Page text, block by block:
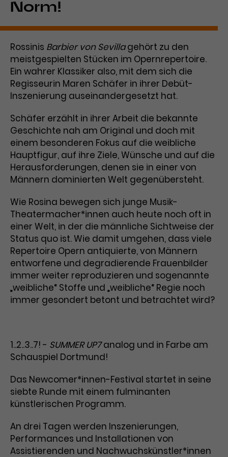
geschützten Bereichen gewährt.
Name cookie_optin
Anbieter TYPO3
Laufzeit 1 Monat
Zweck
Enthält die gewählten Tracking-
Optin-Einstellungen.
Zweck
Dieses Cookie wird von Google
Analytics installiert. Das Cookie
wird verwendet, um
Besucher*innen-, Sitzungs- und
Kampagnendaten zu berechnen
und die Nutzung der Website für
verfolgen. Die Cookies speichern
Informationen anonym und weisen
eine zufallsgenerierte Nummer zu,
um Besuche zu erkennen.
Name _gid
Anbieter Google Analytics
Laufzeit
Dieses Cookie wird von Google
Analytics installiert. Das Cookie
wird verwendet, um Informationen
darüber zu speichern, wie
Performance der Website. Die
erhobenen Daten umfassen in
der Besuche, die Quelle, aus der sie
stammen, und die besuchten
Seiten.
Name _gat_UA-63561367-1
Marketing
Diese Gruppe beinhaltet alle Scripte, die es uns
ermöglichen die Leistung unserer
Werbekampagnen zu analysieren und
Conversions zu messen. Außerdem helfen sie
uns dabei Werbeanzeigen und Inhalte besser auf
die Interessen unserer Nutzer abzustimmen.
Name
_gcl_au
Laufzeit 3 Monate
Zweck
Wird von Google verwendet, um
die Effizienz von Werbeanzeigen zu
messen und Conversions zu
speichern. Dieses Cookie hilft dabei
nachzuvollziehen, ob Nutzer über
Google-Anzeigen auf unsere
Website gelangt sind.
Name _gcl_aw
Anbieter Google Ads
Zweck
Informationen zu Werbeklicks und
dient der Zuordnung von
Kampagnen.
Name _gcl_dc
Anbieter Google / DoubleClick
Cookie-Informationen
Norm!
Rossinis Barbier von Sevillagehört zu den
meistgespielten Stücken im Opernrepertoire.
Ein wahrer Klassiker also, mit dem sich die
Regisseurin Maren Schäfer in ihrer Debüt-
Inszenierung auseinandergesetzt hat.
Schäfer erzählt in ihrer Arbeit die bekannte
Geschichte nah am Original und doch mit
einem besonderen Fokus auf die weibliche
Hauptfigur, auf ihre Ziele, Wünsche und auf die
Herausforderungen, denen sie in einer von
Männern dominierten Welt gegenübersteht.
Wie Rosina bewegen sich junge Musik-
Theatermacher*innen auch heute noch oft in
einer Welt, in der die männliche Sichtweise der
Status quo ist. Wie damit umgehen, dass viele
Repertoire Opern antiquierte, von Männern
entworfene und degradierende Frauenbilder
immer weiter reproduzieren und sogenannte
„weibliche“ Stoffe und „weibliche“ Regie noch
immer gesondert betont und betrachtet wird?
1..2..3..7! - SUMMER UP7analog und in Farbe am
Schauspiel Dortmund!
Das Newcomer*innen-Festival startet in seine
siebte Runde mit einem fulminanten
künstlerischen Programm.
An drei Tagen werden Inszenierungen,
Performances und Installationen von
Assistierenden und Nachwuchskünstler*innen